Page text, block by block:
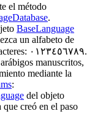
el método
.
BaseLanguage
un alfabeto de
idioma que contenga los siguientes caracteres: ٠١٢٣٤٥٦٧٨٩.
manuscritos,
mediante la
:
del objeto
creó en el paso